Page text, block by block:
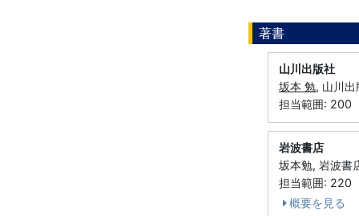
著書
山川出版社
坂本 勉, 山川
担当範囲: 200
岩波書店
坂本勉, 岩波
担当範囲: 220
概要を見る